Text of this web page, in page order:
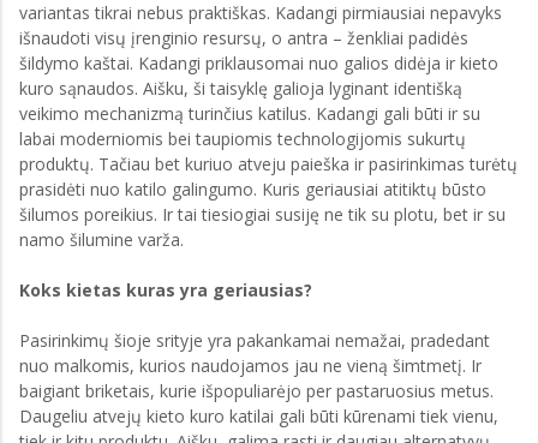
variantas tikrai nebus praktiškas. Kadangi pirmiausiai nepavyks
išnaudoti visų įrenginio resursų, o antra – ženkliai padidės
šildymo kaštai. Kadangi priklausomai nuo galios didėja ir kieto
kuro sąnaudos. Aišku, ši taisyklę galioja lyginant identišką
veikimo mechanizmą turinčius katilus. Kadangi gali būti ir su
labai moderniomis bei taupiomis technologijomis sukurtų
produktų. Tačiau bet kuriuo atveju paieška ir pasirinkimas turėtų
prasidėti nuo katilo galingumo. Kuris geriausiai atitiktų būsto
šilumos poreikius. Ir tai tiesiogiai susiję ne tik su plotu, bet ir su
namo šilumine varža.
Koks kietas kuras yra geriausias?
Pasirinkimų šioje srityje yra pakankamai nemažai, pradedant
nuo malkomis, kurios naudojamos jau ne vieną šimtmetį. Ir
baigiant briketais, kurie išpopuliarėjo per pastaruosius metus.
Daugeliu atvejų kieto kuro katilai gali būti kūrenami tiek vienu,